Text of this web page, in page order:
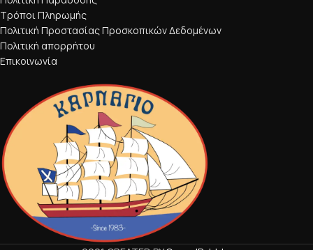
Τρόποι Πληρωμής
Πολιτική Προστασίας Προσκοπικών Δεδομένων
Πολιτική απορρήτου
Επικοινωνία